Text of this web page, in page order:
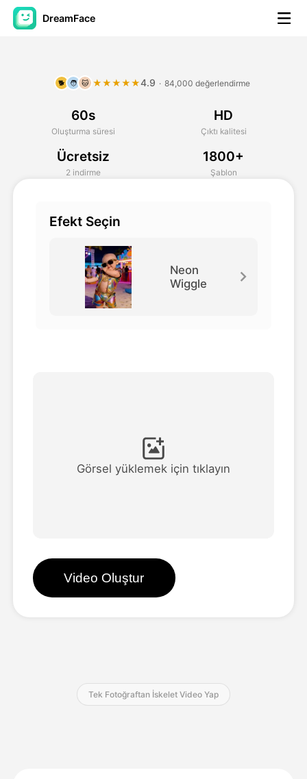
DreamFace
Avatar Video
AI Video
Fotoğraf
Tüm şablonları görüntüle
Blog
🐕 🧑 🐱 ★★★★★4.9 · 84,000 değerlendirme
60s
Oluşturma süresi
HD
Çıktı kalitesi
Ücretsiz
2 indirme
1800+
Şablon
Efekt Seçin
Neon
Wiggle
Görsel yüklemek için tıklayın
Video Oluştur
Tek Fotoğraftan İskelet Video Yap